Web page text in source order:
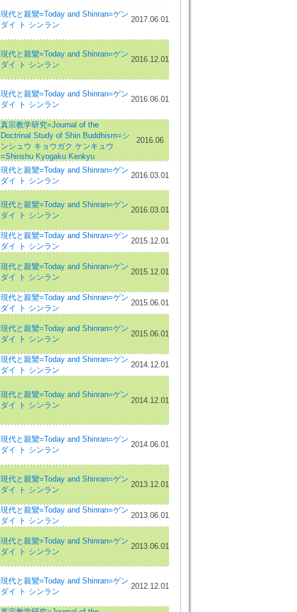
現代と親鸞=Today and Shinran=ゲン
ダイ ト シンラン
2017.06.01
現代と親鸞=Today and Shinran=ゲン
ダイ ト シンラン
2016.12.01
現代と親鸞=Today and Shinran=ゲン
ダイ ト シンラン
2016.06.01
真宗教学研究=Journal of the
Doctrinal Study of Shin Buddhism=シ
ンシュウ キョウガク ケンキュウ
=Shinshu Kyogaku Kenkyu
2016.06
現代と親鸞=Today and Shinran=ゲン
ダイ ト シンラン
2016.03.01
現代と親鸞=Today and Shinran=ゲン
ダイ ト シンラン
2016.03.01
現代と親鸞=Today and Shinran=ゲン
ダイ ト シンラン
2015.12.01
現代と親鸞=Today and Shinran=ゲン
ダイ ト シンラン
2015.12.01
現代と親鸞=Today and Shinran=ゲン
ダイ ト シンラン
2015.06.01
現代と親鸞=Today and Shinran=ゲン
ダイ ト シンラン
2015.06.01
現代と親鸞=Today and Shinran=ゲン
ダイ ト シンラン
2014.12.01
現代と親鸞=Today and Shinran=ゲン
ダイ ト シンラン
2014.12.01
現代と親鸞=Today and Shinran=ゲン
ダイ ト シンラン
2014.06.01
現代と親鸞=Today and Shinran=ゲン
ダイ ト シンラン
2013.12.01
現代と親鸞=Today and Shinran=ゲン
ダイ ト シンラン
2013.06.01
現代と親鸞=Today and Shinran=ゲン
ダイ ト シンラン
2013.06.01
現代と親鸞=Today and Shinran=ゲン
ダイ ト シンラン
2012.12.01